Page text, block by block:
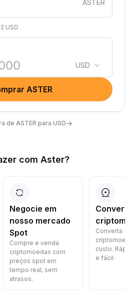
ASTER
USD
USD
ASTER
de ASTER para USD→
com Aster?
Negocie em
nosso mercado
Spot
Compre e venda
criptomoedas com
preços spot em
tempo real, sem
atrasos.
Converta
custo.
e fácil.